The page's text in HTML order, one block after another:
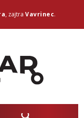
, zajtra Vavrinec.